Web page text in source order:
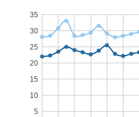
5
10
15
20
25
30
35